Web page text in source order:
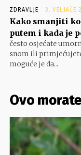
ZDRAVLJE 3. VELJAČE
Kako smanjiti
putem i kada je
često osjećate
snom ili
moguće je da...
Ovo